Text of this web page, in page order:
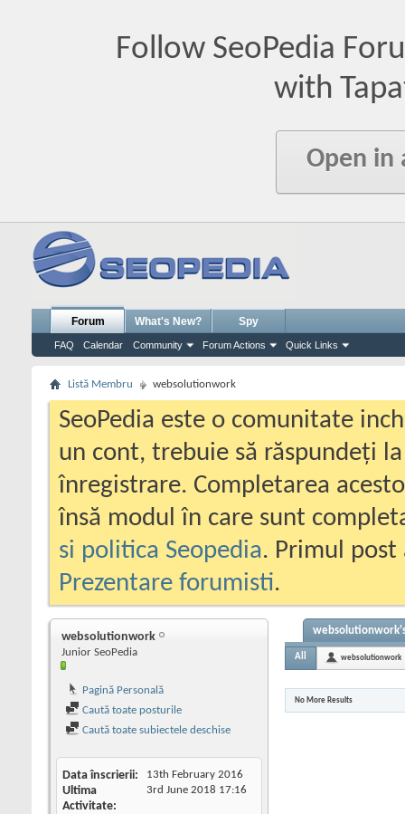
Follow SeoPedia
with
Open in
Forum
FAQ Calendar Community Forum Actions Quick Links
What's New? Spy
Listă Membru websolutionwork
SeoPedia este o comunitate
un cont, trebuie să răspundeți
înregistrare. Completarea
însă modul în care sunt
si politica Seopedia. Primul
Prezentare forumisti.
websolutionwork
Junior SeoPedia
Pagină Personală
Caută toate posturile
Caută toate subiectele deschise
Data înscrierii 13th February 2016
Ultima
Activitate
3rd June 2018 17:16
All websolutionwork
No More Results